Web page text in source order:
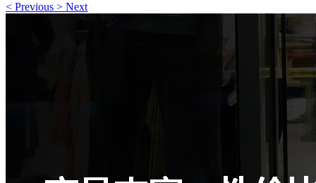
< Previous > Next